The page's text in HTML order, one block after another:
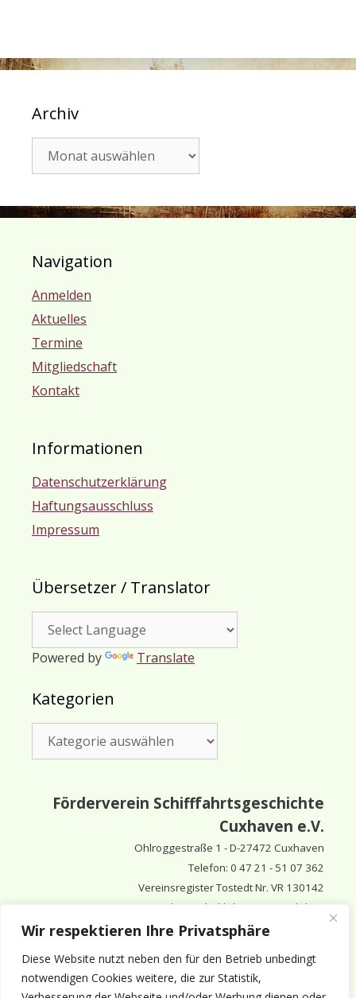
Wir respektieren Ihre Privatsphäre
Diese Website nutzt neben den für den Betrieb unbedingt
notwendigen Cookies weitere, die zur Statistik,
Archiv
Navigation
Anmelden
Aktuelles
Termine
Mitgliedschaft
Kontakt
Informationen
Datenschutzerklärung
Haftungsausschluss
Impressum
Übersetzer / Translator
Powered by Translate
Kategorien
Förderverein Schifffahrtsgeschichte
Cuxhaven e.V.
Ohlroggestraße 1 - D-27472 Cuxhaven
Telefon: 0 47 21 - 51 07 362
Vereinsregister Tostedt Nr. VR 130142
Vorsitzender & inhaltlich Verantwortlicher:
Horst Huthsfeldt
Stellv. Vorsitzender: Eberhard Hewicker